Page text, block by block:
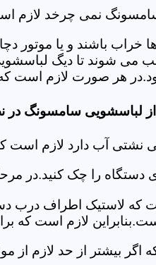
نمی چرخد لازم است
خراب باشند و یا
شوند تا دیگ لباسشویی
هر صورت لازم است که
لباسشویی سامسونگ در
نشتی آب دارد لازم
های دستگاه را چک
که لاستیک اطراف درب
لازم است که
اگر بیشتر از حد لازم